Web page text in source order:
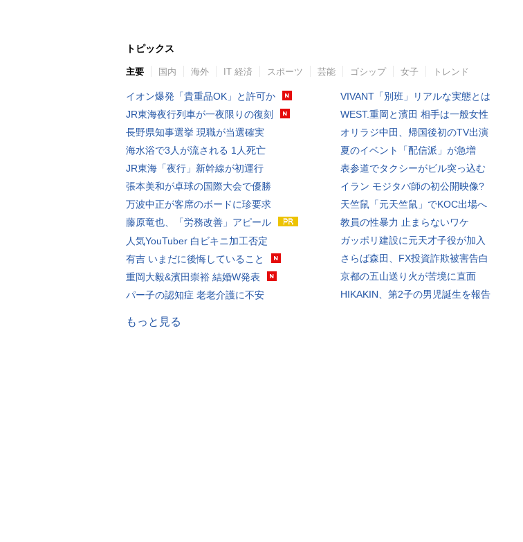
トピックス
主要 国内 海外 IT 経済 スポーツ 芸能 ゴシップ 女子 トレンド
イオン爆発「貴重品OK」と許可か
JR東海夜行列車が一夜限りの復刻
長野県知事選挙 現職が当選確実
海水浴で3人が流される 1人死亡
JR東海「夜行」新幹線が初運行
張本美和が卓球の国際大会で優勝
万波中正が客席のボードに珍要求
藤原竜也、「労務改善」アピール
人気YouTuber 白ビキニ加工否定
有吉 いまだに後悔していること
重岡大毅&濱田崇裕 結婚W発表
パー子の認知症 老老介護に不安
VIVANT「別班」リアルな実態とは
WEST.重岡と濱田 相手は一般女性
オリラジ中田、帰国後初のTV出演
夏のイベント「配信派」が急増
表参道でタクシーがビル突っ込む
イラン モジタバ師の初公開映像?
天竺鼠「元天竺鼠」でKOC出場へ
教員の性暴力 止まらないワケ
ガッポリ建設に元天才子役が加入
さらば森田、FX投資詐欺被害告白
京都の五山送り火が苦境に直面
HIKAKIN、第2子の男児誕生を報告
もっと見る